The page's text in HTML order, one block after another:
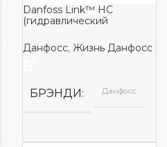
Danfoss Link™ HC
(гидравлический
Данфосс, Жизнь Данфосс
БРЭНДИ Данфосс